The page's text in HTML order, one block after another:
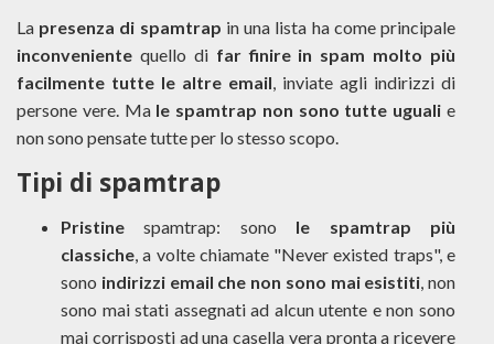
La presenza di spamtrap in una lista ha come principale
inconveniente quello di far finire in spam molto più
facilmente tutte le altre email, inviate agli indirizzi di
persone vere. Ma le spamtrap non sono tutte uguali e
non sono pensate tutte per lo stesso scopo.
Tipi di spamtrap
Pristine spamtrap: sono le spamtrap più
classiche, a volte chiamate "Never existed traps", e
sono indirizzi email che non sono mai esistiti, non
sono mai stati assegnati ad alcun utente e non sono
mai corrisposti ad una casella vera pronta a ricevere